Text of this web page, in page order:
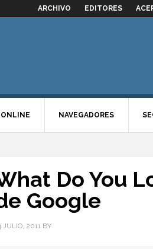
ARCHIVO EDITORES
ONLINE NAVEGADORES
Do You
Google
JULIO, 2011 BY